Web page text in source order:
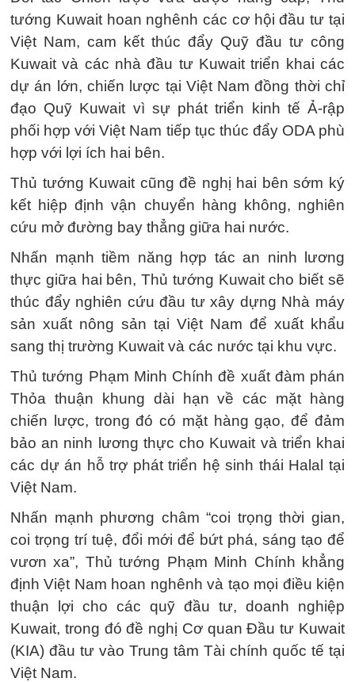
tướng Kuwait hoan nghênh các cơ hội đầu tư tại
Việt Nam, cam kết thúc đẩy Quỹ đầu tư công
Kuwait và các nhà đầu tư Kuwait triển khai các
dự án lớn, chiến lược tại Việt Nam đồng thời chỉ
đạo Quỹ Kuwait vì sự phát triển kinh tế Ả-rập
phối hợp với Việt Nam tiếp tục thúc đẩy ODA phù
hợp với lợi ích hai bên.
Thủ tướng Kuwait cũng đề nghị hai bên sớm ký
kết hiệp định vận chuyển hàng không, nghiên
cứu mở đường bay thẳng giữa hai nước.
Nhấn mạnh tiềm năng hợp tác an ninh lương
thực giữa hai bên, Thủ tướng Kuwait cho biết sẽ
thúc đẩy nghiên cứu đầu tư xây dựng Nhà máy
sản xuất nông sản tại Việt Nam để xuất khẩu
sang thị trường Kuwait và các nước tại khu vực.
Thủ tướng Phạm Minh Chính đề xuất đàm phán
Thỏa thuận khung dài hạn về các mặt hàng
chiến lược, trong đó có mặt hàng gạo, để đảm
bảo an ninh lương thực cho Kuwait và triển khai
các dự án hỗ trợ phát triển hệ sinh thái Halal tại
Việt Nam.
Nhấn mạnh phương châm “coi trọng thời gian,
coi trọng trí tuệ, đổi mới để bứt phá, sáng tạo để
vươn xa”, Thủ tướng Phạm Minh Chính khẳng
định Việt Nam hoan nghênh và tạo mọi điều kiện
thuận lợi cho các quỹ đầu tư, doanh nghiệp
Kuwait, trong đó đề nghị Cơ quan Đầu tư Kuwait
(KIA) đầu tư vào Trung tâm Tài chính quốc tế tại
Việt Nam.